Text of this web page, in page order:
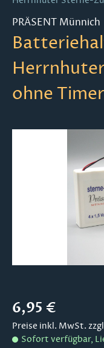
PRÄSENT Münnich
ohne Timer
Regulärer Preis:
6,95 €
Preise inkl. MwSt.
Sofort verfügbar,